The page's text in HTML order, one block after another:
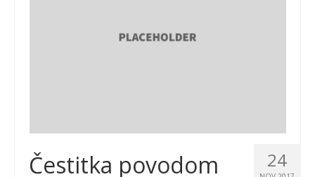
24
Čestitka povodom